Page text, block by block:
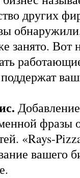
других
занято. Вот
.
фразы
«Rays-
вашего